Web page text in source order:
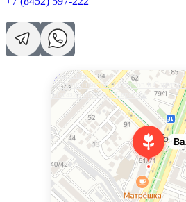
Валентина
Доставка цветов и букетов в Саратове
Магазин цветов в Саратове